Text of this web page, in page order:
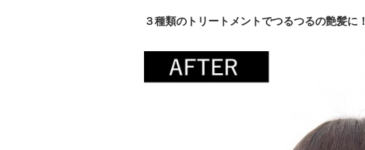
３種類のトリートメントでつるつるの艶髪に！